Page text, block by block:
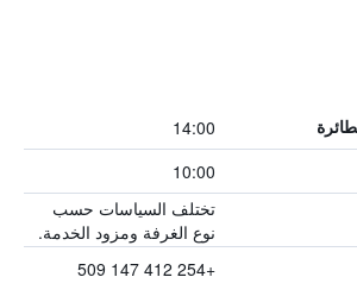
14:00
10:00
تختلف السياسات حسب
نوع الغرفة ومزود الخدمة.
+254 412 147 509